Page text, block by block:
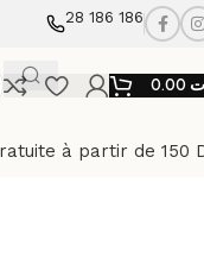
28 186 186
à partir de 150